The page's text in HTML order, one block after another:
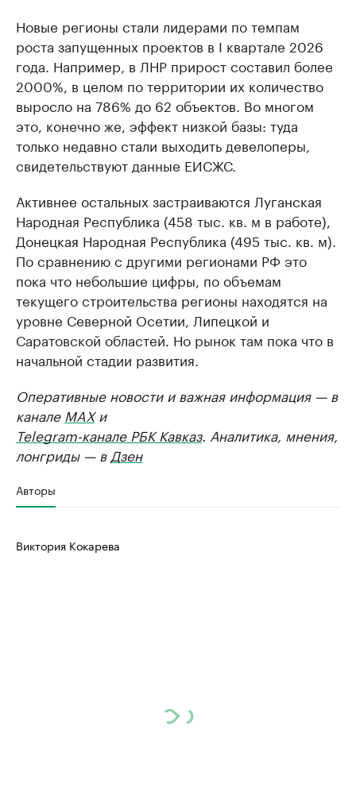
Новые регионы стали лидерами по темпам
роста запущенных проектов в I квартале 2026
года. Например, в ЛНР прирост составил более
2000%, в целом по территории их количество
выросло на 786% до 62 объектов. Во многом
это, конечно же, эффект низкой базы: туда
только недавно стали выходить девелоперы,
свидетельствуют данные ЕИСЖС.
Активнее остальных застраиваются Луганская
Народная Республика (458 тыс. кв. м в работе),
Донецкая Народная Республика (495 тыс. кв. м).
По сравнению с другими регионами РФ это
пока что небольшие цифры, по объемам
текущего строительства регионы находятся на
уровне Северной Осетии, Липецкой и
Саратовской областей. Но рынок там пока что в
начальной стадии развития.
Оперативные новости и важная информация — в
канале MAXи
Telegram-канале РБК Кавказ. Аналитика, мнения,
лонгриды — в Дзен
Авторы
Виктория Кокарева